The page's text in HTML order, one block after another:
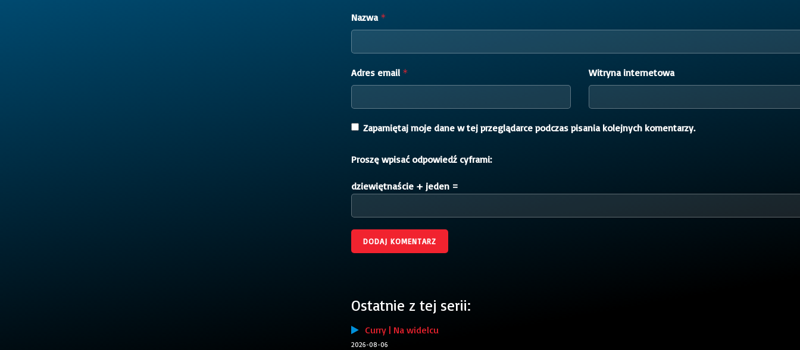
Nazwa *
Adres email * Witryna internetowa
Zapamiętaj moje dane w tej przeglądarce podczas pisania kolejnych komentarzy.
Proszę wpisać odpowiedź cyframi:
dziewiętnaście + jeden =
Ostatnie z tej serii:
Curry | Na widelcu
2026-08-06